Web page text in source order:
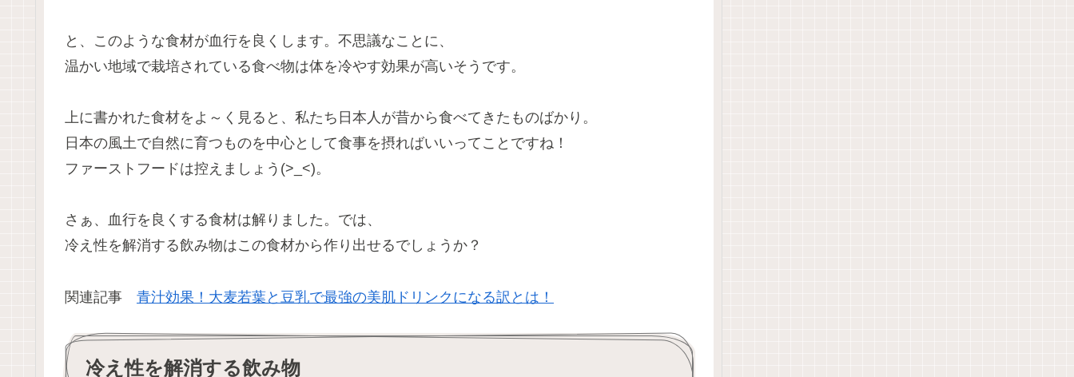
と、このような食材が血行を良くします。不思議なことに、
温かい地域で栽培されている食べ物は体を冷やす効果が高いそうです。
上に書かれた食材をよ～く見ると、私たち日本人が昔から食べてきたものばかり。
日本の風土で自然に育つものを中心として食事を摂ればいいってことですね！
ファーストフードは控えましょう(>_<)。
さぁ、血行を良くする食材は解りました。では、
冷え性を解消する飲み物はこの食材から作り出せるでしょうか？
関連記事 青汁効果！大麦若葉と豆乳で最強の美肌ドリンクになる訳とは！
冷え性を解消する飲み物